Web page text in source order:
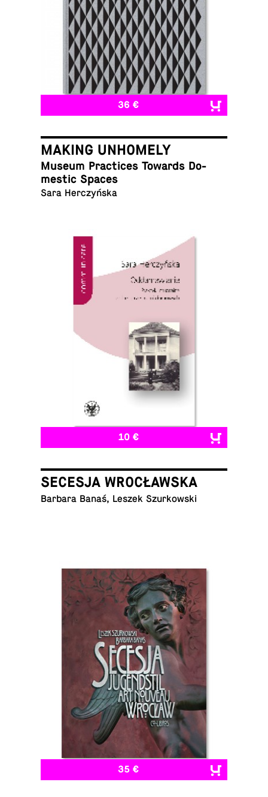
36 €
MAKING UNHOMELY
Museum Prac­tices Towards Do­
mes­tic Spaces
Sara Herczyńska
10 €
SECESJA WROCŁAWSKA
Barbara Banaś, Leszek Szurkowski
35 €